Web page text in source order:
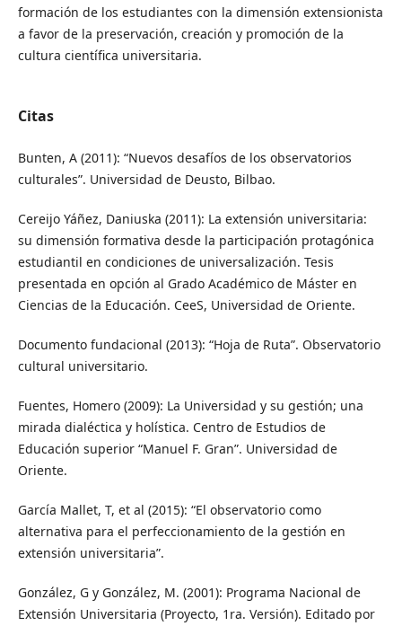
formación de los estudiantes con la dimensión extensionista
a favor de la preservación, creación y promoción de la
cultura científica universitaria.
Citas
Bunten, A (2011): “Nuevos desafíos de los observatorios
culturales”. Universidad de Deusto, Bilbao.
Cereijo Yáñez, Daniuska (2011): La extensión universitaria:
su dimensión formativa desde la participación protagónica
estudiantil en condiciones de universalización. Tesis
presentada en opción al Grado Académico de Máster en
Ciencias de la Educación. CeeS, Universidad de Oriente.
Documento fundacional (2013): “Hoja de Ruta”. Observatorio
cultural universitario.
Fuentes, Homero (2009): La Universidad y su gestión; una
mirada dialéctica y holística. Centro de Estudios de
Educación superior “Manuel F. Gran”. Universidad de
Oriente.
García Mallet, T, et al (2015): “El observatorio como
alternativa para el perfeccionamiento de la gestión en
extensión universitaria”.
González, G y González, M. (2001): Programa Nacional de
Extensión Universitaria (Proyecto, 1ra. Versión). Editado por